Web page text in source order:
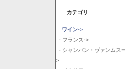
カテゴリ
ワイン->
- フランス->
- シャンパン・ヴァンムス
>